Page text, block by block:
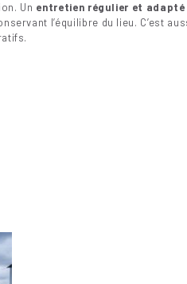
Un entretien régulier et adapté
l’équilibre du lieu. C’est